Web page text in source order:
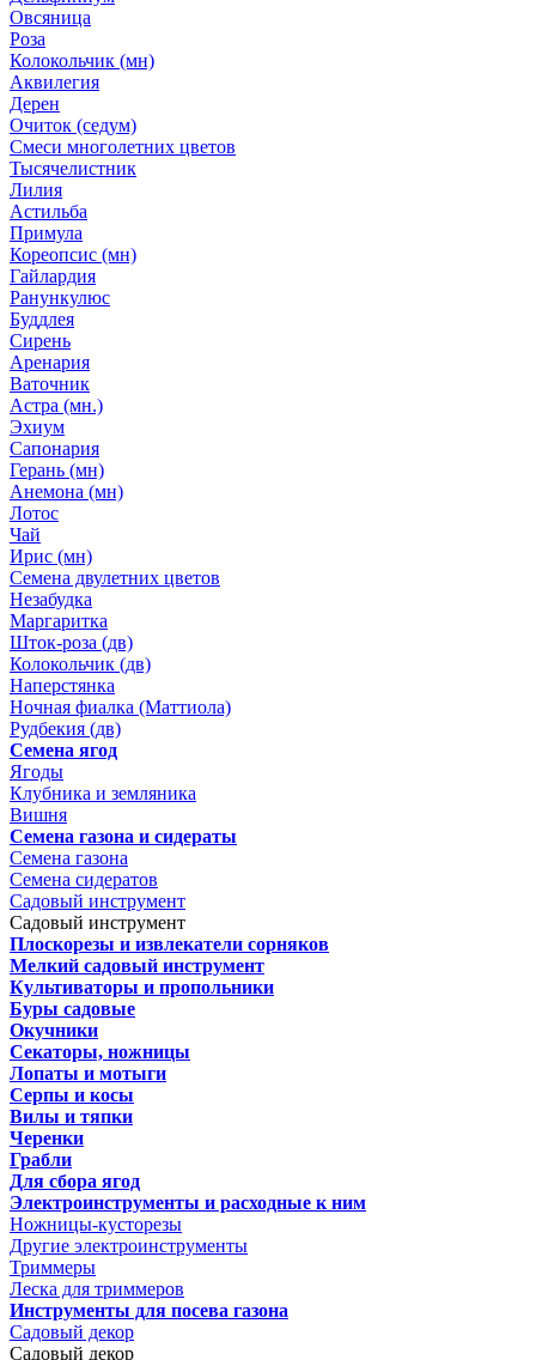
Овсяница
Роза
Колокольчик (мн)
Аквилегия
Дерен
Очиток (седум)
Смеси многолетних цветов
Тысячелистник
Лилия
Астильба
Примула
Кореопсис (мн)
Гайлардия
Ранункулюс
Буддлея
Сирень
Аренария
Ваточник
Астра (мн.)
Эхиум
Сапонария
Герань (мн)
Анемона (мн)
Лотос
Чай
Ирис (мн)
Семена двулетних цветов
Незабудка
Маргаритка
Шток-роза (дв)
Колокольчик (дв)
Наперстянка
Ночная фиалка (Маттиола)
Рудбекия (дв)
Семена ягод
Ягоды
Клубника и земляника
Вишня
Семена газона и сидераты
Семена газона
Семена сидератов
Садовый инструмент
Садовый инструмент
Плоскорезы и извлекатели сорняков
Мелкий садовый инструмент
Культиваторы и пропольники
Буры садовые
Окучники
Секаторы, ножницы
Лопаты и мотыги
Серпы и косы
Вилы и тяпки
Черенки
Грабли
Для сбора ягод
Электроинструменты и расходные к ним
Ножницы-кусторезы
Другие электроинструменты
Триммеры
Леска для триммеров
Инструменты для посева газона
Садовый декор
Садовый декор